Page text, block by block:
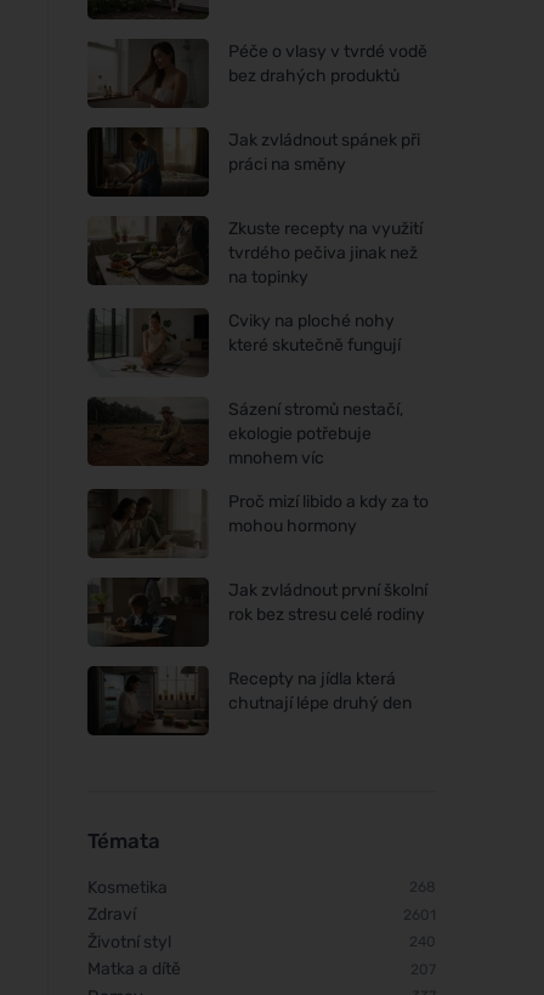
Péče o vlasy v tvrdé vodě
bez drahých produktů
Jak zvládnout spánek při
práci na směny
Zkuste recepty na využití
tvrdého pečiva jinak než
na topinky
Cviky na ploché nohy
které skutečně fungují
Sázení stromů nestačí,
ekologie potřebuje
mnohem víc
Proč mizí libido a kdy za to
mohou hormony
Jak zvládnout první školní
rok bez stresu celé rodiny
Recepty na jídla která
chutnají lépe druhý den
Témata
Kosmetika 268
Zdraví 2601
Životní styl 240
Matka a dítě 207